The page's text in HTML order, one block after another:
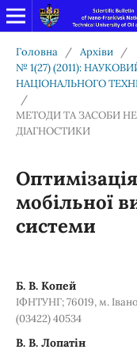
Головна / Архіви
/
№ 1(27) (2011):
НАЦІОНАЛЬНОГО
/
МЕТОДИ ТА ЗАСОБИ
ДІАГНОСТИКИ
мобільної
системи
Б. В. Копей
ІФНТУНГ; 76019, м.
(03422) 40534
В. В. Лопатін